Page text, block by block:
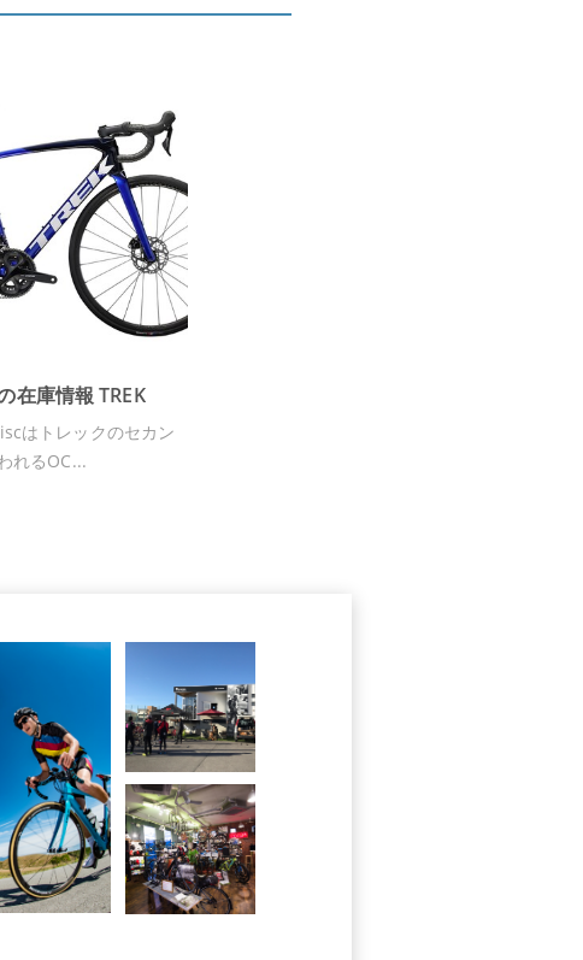
在庫情報 TREK
はトレックのセカン
れるOC...